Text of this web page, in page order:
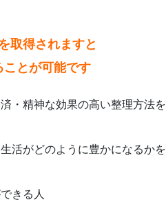
取得されますと
ことが可能です
・精神な効果の高い整理方法を
活がどのように豊かになるかを
きる人